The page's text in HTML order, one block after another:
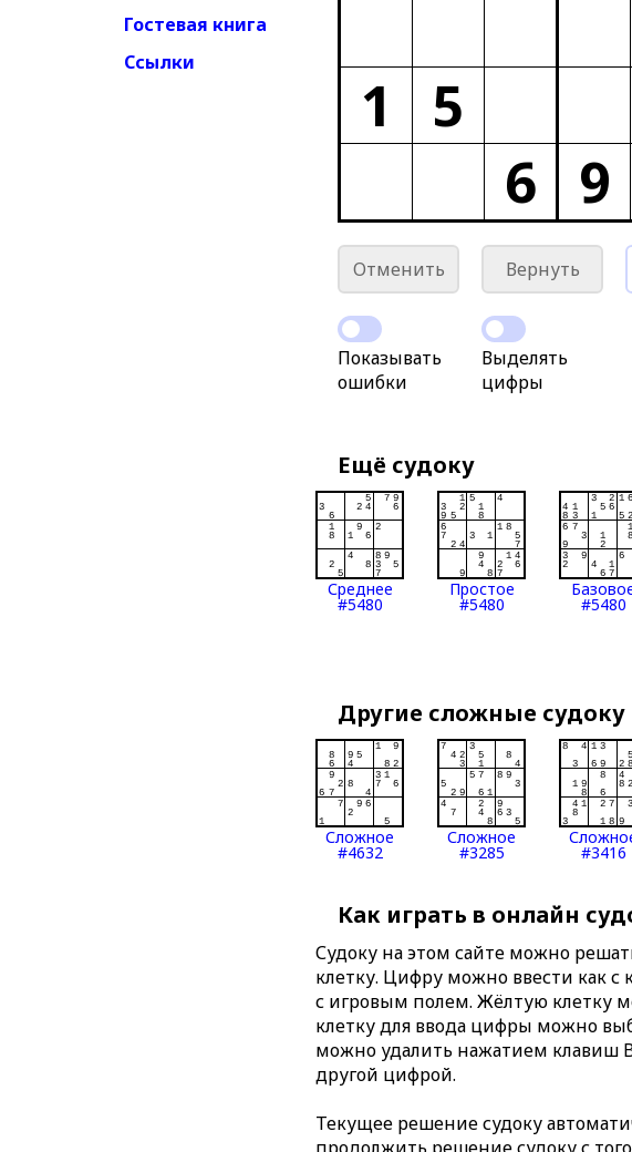
Гостевая книга
Ссылки
1
5
6
9
Отменить Вернуть
Показывать
ошибки
Выделять
цифры
Ещё судоку
Среднее
#5480
Простое
#5480 #5480
Другие сложные судоку
Сложное
#4632
Сложное
#3285 #3416
Как играть в онлайн
Судоку на этом сайте можно
клетку. Цифру можно ввести как с
с игровым полем. Жёлтую клетку
клетку для ввода цифры можно
можно удалить нажатием клавиш
другой цифрой.
Текущее решение судоку